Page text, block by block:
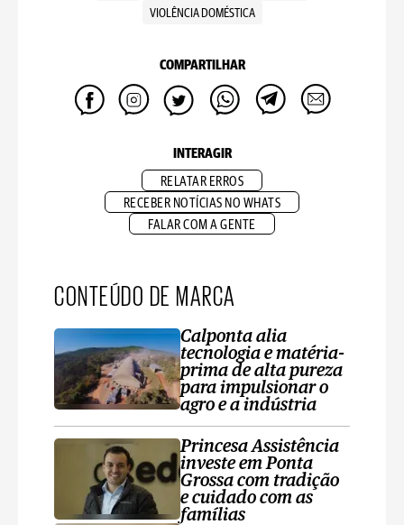
VIOLÊNCIA DOMÉSTICA
COMPARTILHAR
INTERAGIR
RELATAR ERROS
RECEBER NOTÍCIAS NO WHATS
FALAR COM A GENTE
CONTEÚDO DE MARCA
Calponta alia
tecnologia e matéria-
prima de alta pureza
para impulsionar o
agro e a indústria
Princesa Assistência
investe em Ponta
Grossa com tradição
e cuidado com as
famílias